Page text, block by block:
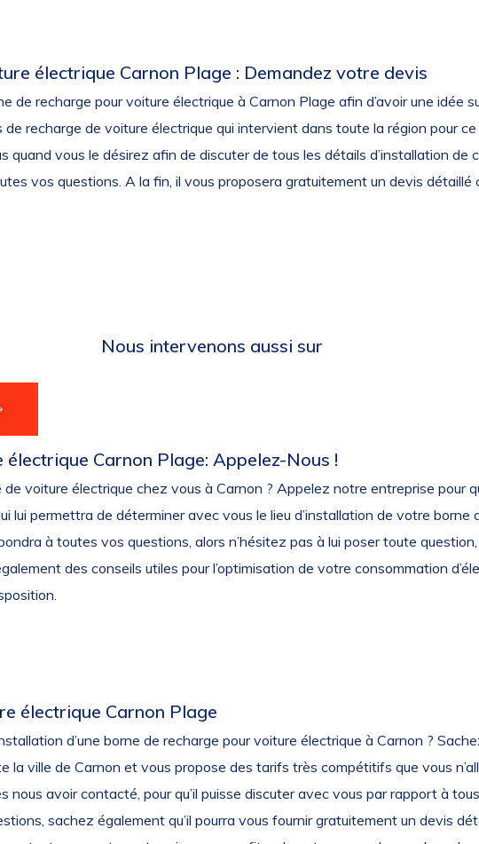
électrique Carnon Plage : Demandez votre devis
de recharge pour voiture électrique à Carnon Plage afin d’avoir une idée
recharge de voiture électrique qui intervient dans toute la région pour
quand vous le désirez afin de discuter de tous les détails d’installation
vos questions. A la fin, il vous proposera gratuitement un devis
Nous intervenons aussi sur
Carnon Plage: Appelez-Nous !
voiture électrique chez vous à Carnon ? Appelez notre entreprise pour
lui permettra de déterminer avec vous le lieu d’installation de votre
à toutes vos questions, alors n’hésitez pas à lui poser toute
des conseils utiles pour l’optimisation de votre consommation
électrique Carnon Plage
d’une borne de recharge pour voiture électrique à Carnon ?
ville de Carnon et vous propose des tarifs très compétitifs que vous
avoir contacté, pour qu’il puisse discuter avec vous par rapport à
sachez également qu’il pourra vous fournir gratuitement un devis